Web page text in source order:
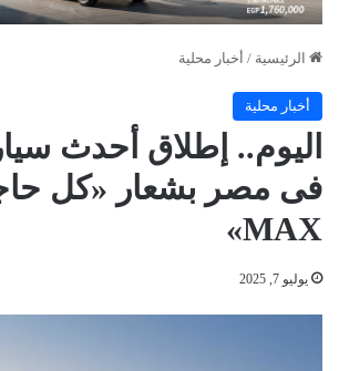
الرئيسية / أخبار محلية
أخبار محلية
فى مصر بشعار «كل
MAX»
يوليو 7, 2025